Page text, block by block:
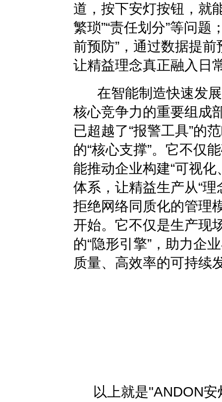
道，按下安灯按钮，就
繁琐”“责任划分”等问题
前预防”，通过数据提
让精益理念真正融入日
在智能制造快速发展
核心竞争力的重要组成
已超越了“报警工具”的
的“核心支撑”。它不仅
能推动企业构建“可视
体系，让精益生产从“理
拒绝网络同质化的管理
开始。它不仅是生产现
的“隐形引擎”，助力企
质量、高效率的可持续
以上就是"ANDON安